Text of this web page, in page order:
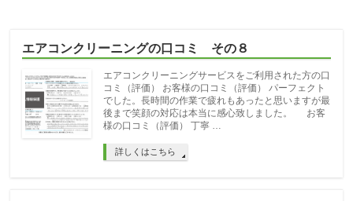
エアコンクリーニングの口コミ その８
エアコンクリーニングサービスをご利用された方の口
コミ（評価） お客様の口コミ（評価） パーフェクト
でした。長時間の作業で疲れもあったと思いますが最
後まで笑顔の対応は本当に感心致しました。 お客
様の口コミ（評価） 丁寧 …
詳しくはこちら